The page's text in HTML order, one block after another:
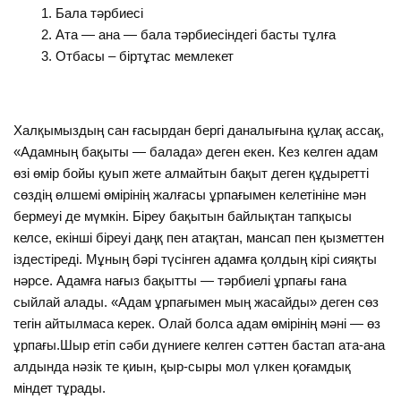
Бала тәрбиесі
Ата — ана — бала тәрбиесіндегі басты тұлға
Отбасы – біртұтас мемлекет
Халқымыздың сан ғасырдан бергі даналығына құлақ ассақ,
«Адамның бақыты — балада» деген екен. Кез келген адам
өзі өмір бойы қуып жете алмайтын бақыт деген құдыретті
сөздің өлшемі өмірінің жалғасы ұрпағымен келетініне мән
бермеуі де мүмкін. Біреу бақытын байлықтан тапқысы
келсе, екінші біреуі даңқ пен атақтан, мансап пен қызметтен
іздестіреді. Мұның бәрі түсінген адамға қолдың кірі сияқты
нәрсе. Адамға нағыз бақытты — тәрбиелі ұрпағы ғана
сыйлай алады. «Адам ұрпағымен мың жасайды» деген сөз
тегін айтылмаса керек. Олай болса адам өмірінің мәні — өз
ұрпағы.Шыр етіп сәби дүниеге келген сәттен бастап ата-ана
алдында нәзік те қиын, қыр-сыры мол үлкен қоғамдық
міндет тұрады.